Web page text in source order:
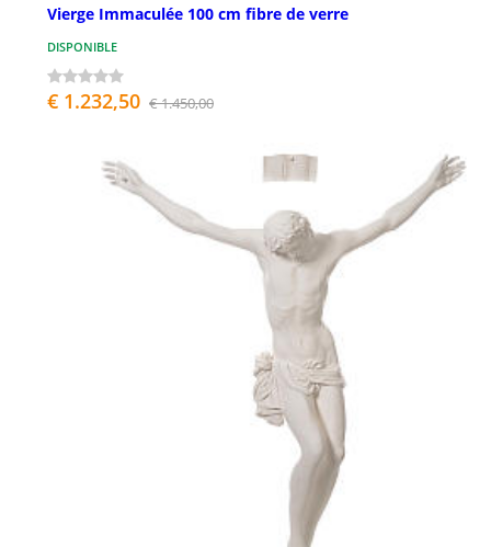
Vierge Immaculée 100 cm fibre de verre
DISPONIBLE
€ 1.232,50 € 1.450,00